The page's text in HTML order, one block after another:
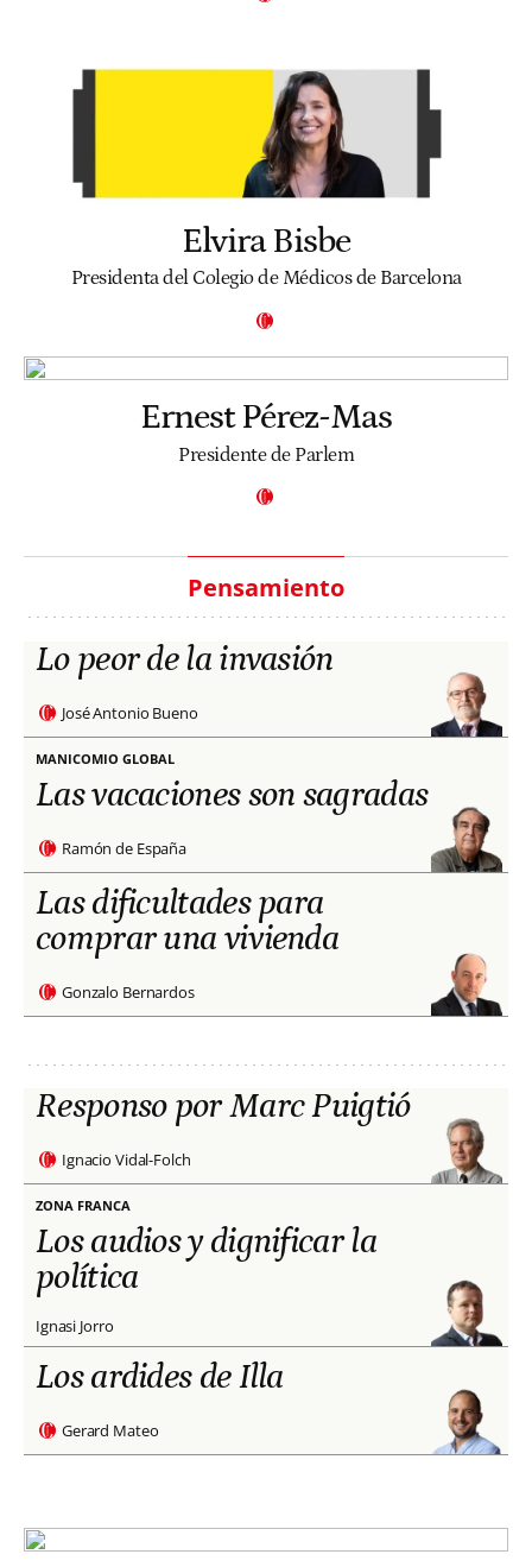
Elvira Bisbe
Presidenta del Colegio de Médicos de Barcelona
Ernest Pérez-Mas
Presidente de Parlem
Pensamiento
Lo peor de la invasión
José Antonio Bueno
MANICOMIO GLOBAL
Las vacaciones son sagradas
Ramón de España
Las dificultades para
comprar una vivienda
Gonzalo Bernardos
Responso por Marc Puigtió
Ignacio Vidal-Folch
ZONA FRANCA
Los audios y dignificar la
política
Ignasi Jorro
Los ardides de Illa
Gerard Mateo